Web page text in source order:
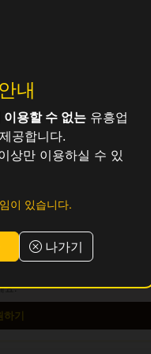
내
용할 수 없는 유흥업
공합니다.
상만 이용하실 수 있
이 있습니다.
나가기
요.
기